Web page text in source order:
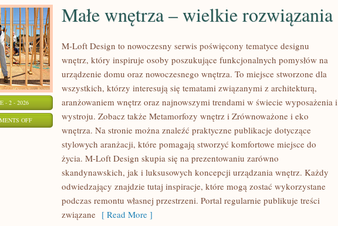
- 2 - 2026
OFFON
Małe wnętrza – wielkie rozwiązania
M-Loft Design to nowoczesny serwis poświęcony tematyce designu
wnętrz, który inspiruje osoby poszukujące funkcjonalnych pomysłów na
urządzenie domu oraz nowoczesnego wnętrza. To miejsce stworzone dla
wszystkich, którzy interesują się tematami związanymi z architekturą,
aranżowaniem wnętrz oraz najnowszymi trendami w świecie wyposażenia i
wystroju. Zobacz także Metamorfozy wnętrz i Zrównoważone i eko
wnętrza. Na stronie można znaleźć praktyczne publikacje dotyczące
stylowych aranżacji, które pomagają stworzyć komfortowe miejsce do
życia. M-Loft Design skupia się na prezentowaniu zarówno
skandynawskich, jak i luksusowych koncepcji urządzania wnętrz. Każdy
odwiedzający znajdzie tutaj inspiracje, które mogą zostać wykorzystane
podczas remontu własnej przestrzeni. Portal regularnie publikuje treści
związane [ Read More ]